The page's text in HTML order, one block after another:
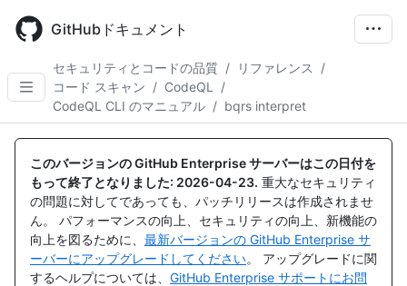
main
GitHubドキュメント
セキュリティとコードの品質 / リファレンス
/
コード スキャン / CodeQL
/
CodeQL CLI のマニュアル / bqrs interpret
このバージョンの GitHub Enterprise サーバーはこの日付を
もって終了となりました: 2026-04-23. 重大なセキュリティ
の問題に対してであっても、パッチリリースは作成されませ
ん。 パフォーマンスの向上、セキュリティの向上、新機能の
向上を図るために、 最新バージョンの GitHub Enterprise サ
ーバーにアップグレードしてください。 アップグレードに関
するヘルプについては、 GitHub Enterprise サポートにお問